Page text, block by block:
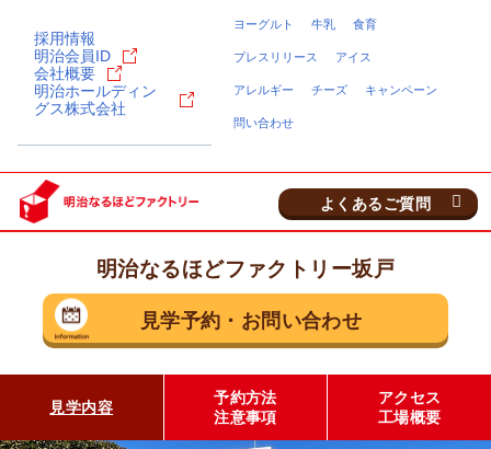
採用情報
明治会員ID
会社概要
明治ホールディン
グス株式会社
ヨーグルト 牛乳 食育
プレスリリース アイス
アレルギー チーズ キャンペーン
問い合わせ
見学予約 ・ お問い合わせ
よくあるご質問
明治なるほどファクトリー
見学予約・お問い合わせ
茨城県 守谷市
乳製品の工場
明治なるほどファクトリー
守谷
見学予約・お問い合わせ
明治なるほどファクトリー坂戸
見学内容
予約方法
注意事項
アクセス
工場概要